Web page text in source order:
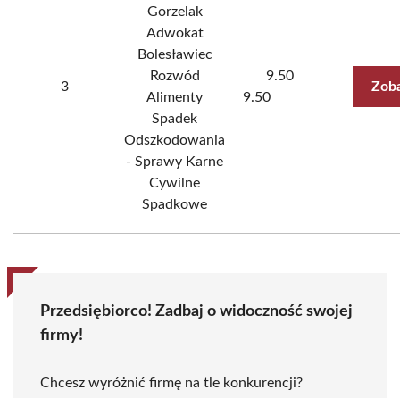
3
Gorzelak
Adwokat
Bolesławiec
Rozwód
Alimenty
Spadek
Odszkodowania
- Sprawy Karne
Cywilne
Spadkowe
9.50
9.50
Przedsiębiorco! Zadbaj o widoczność swojej
firmy!
Chcesz wyróżnić firmę na tle konkurencji?